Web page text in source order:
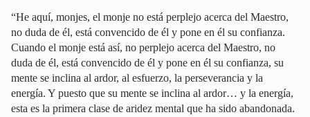
“He aquí, monjes, el monje no está perplejo acerca del Maestro,
no duda de él, está convencido de él y pone en él su confianza.
Cuando el monje está así, no perplejo acerca del Maestro, no
duda de él, está convencido de él y pone en él su confianza, su
mente se inclina al ardor, al esfuerzo, la perseverancia y la
energía. Y puesto que su mente se inclina al ardor… y la energía,
esta es la primera clase de aridez mental que ha sido abandonada.